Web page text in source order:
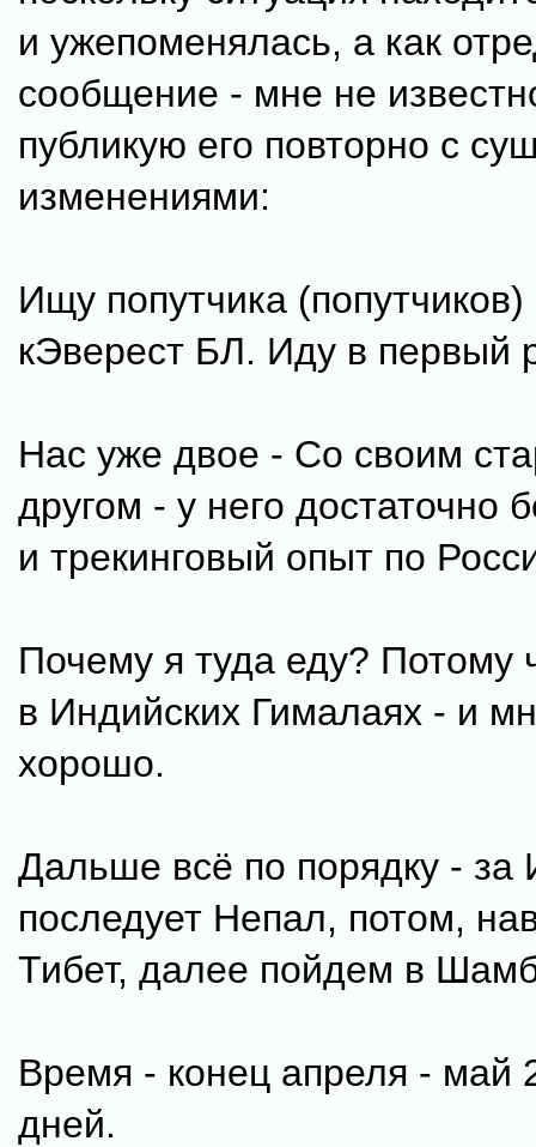
и ужепоменялась, а как
сообщение - мне не
публикую его повторно с
изменениями:
Ищу попутчика
кЭверест БЛ. Иду в первый
Нас уже двое - Со своим
другом - у него достаточно
и трекинговый опыт по
Почему я туда еду? Потому
в Индийских Гималаях - и
хорошо.
Дальше всё по порядку - за
последует Непал, потом,
Тибет, далее пойдем в
Время - конец апреля - май
дней.